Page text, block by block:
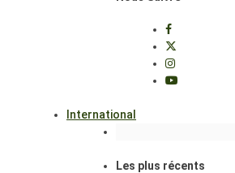
International
Les plus récents